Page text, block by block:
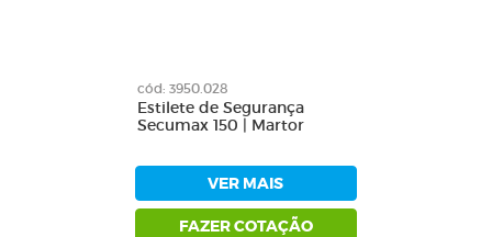
cód: 3950.028
Estilete de Segurança
Secumax 150 | Martor
VER MAIS
FAZER COTAÇÃO